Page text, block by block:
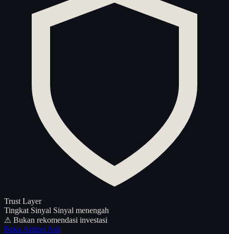
Trust Layer
Tingkat Sinyal Sinyal menengah
⚠ Bukan rekomendasi investasi
Buka Artikel Asli